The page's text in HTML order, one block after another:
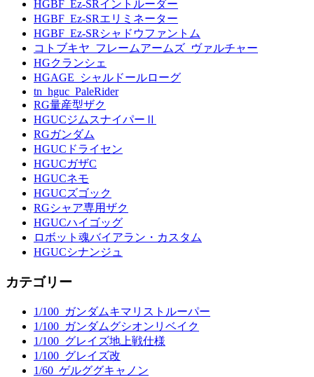
HGBF_Ez-SRイントルーダー
HGBF_Ez-SRエリミネーター
HGBF_Ez-SRシャドウファントム
コトブキヤ_フレームアームズ_ヴァルチャー
HGクランシェ
HGAGE_シャルドールローグ
tn_hguc_PaleRider
RG量産型ザク
HGUCジムスナイパーⅡ
RGガンダム
HGUCドライセン
HGUCガザC
HGUCネモ
HGUCズゴック
RGシャア専用ザク
HGUCハイゴッグ
ロボット魂バイアラン・カスタム
HGUCシナンジュ
カテゴリー
1/100_ガンダムキマリストルーパー
1/100_ガンダムグシオンリベイク
1/100_グレイズ地上戦仕様
1/100_グレイズ改
1/60_ゲルググキャノン